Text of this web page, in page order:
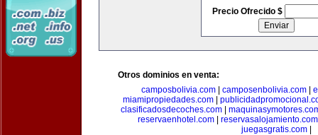
Precio Ofrecido $
Otros dominios en venta:
camposbolivia.com| camposenbolivia.com|
miamipropiedades.com
clasificadosdecoches.com
reservaenhotel.com| reservasalojamiento.com
juegasgratis.com|